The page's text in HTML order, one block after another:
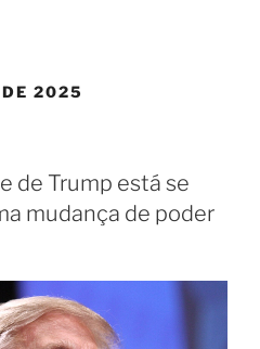
2025
de Trump está se
mudança de poder